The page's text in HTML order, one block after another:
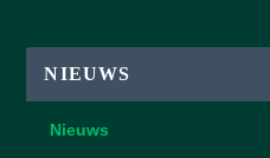
NIEUWS
Nieuws